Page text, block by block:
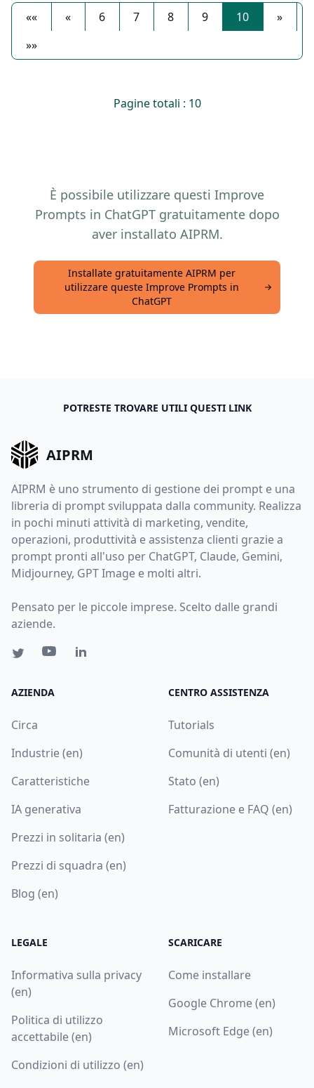
«« « 6 7 8 9 10
»
»»
Pagine totali : 10
È possibile utilizzare questi Improve
Prompts in ChatGPT gratuitamente dopo
aver installato AIPRM.
Installate gratuitamente AIPRM per
utilizzare queste Improve Prompts in
ChatGPT
POTRESTE TROVARE UTILI QUESTI LINK
AIPRM
AIPRM è uno strumento di gestione dei prompt e una
libreria di prompt sviluppata dalla community. Realizza
in pochi minuti attività di marketing, vendite,
operazioni, produttività e assistenza clienti grazie a
prompt pronti all'uso per ChatGPT, Claude, Gemini,
Midjourney, GPT Image e molti altri.
Pensato per le piccole imprese. Scelto dalle grandi
aziende.
AZIENDA
Circa
Industrie (en)
Caratteristiche
IA generativa
Prezzi in solitaria (en)
Prezzi di squadra (en)
Blog (en)
CENTRO ASSISTENZA
Tutorials
Comunità di utenti (en)
Stato (en)
Fatturazione e FAQ (en)
LEGALE
Informativa sulla privacy
(en)
Politica di utilizzo
accettabile (en)
Condizioni di utilizzo (en)
SCARICARE
Come installare
Google Chrome (en)
Microsoft Edge (en)